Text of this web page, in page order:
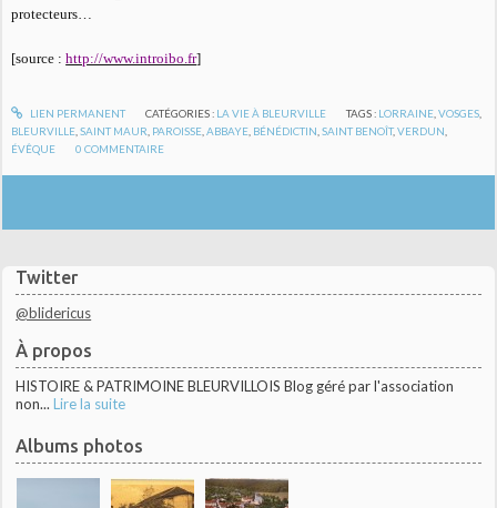
Twitter
@blidericus
À propos
HISTOIRE & PATRIMOINE BLEURVILLOIS Blog géré par l'association
non... Lire la suite
Albums photos
protecteurs…
[source :http://www.introibo.fr]
LIEN PERMANENT CATÉGORIES : LA VIE À BLEURVILLE TAGS : LORRAINE ,VOSGES
BLEURVILLE ,SAINT MAUR PAROISSE ,ABBAYE BÉNÉDICTIN ,SAINT BENOÎT,VERDUN
ÉVÊQUE
0 COMMENTAIRE